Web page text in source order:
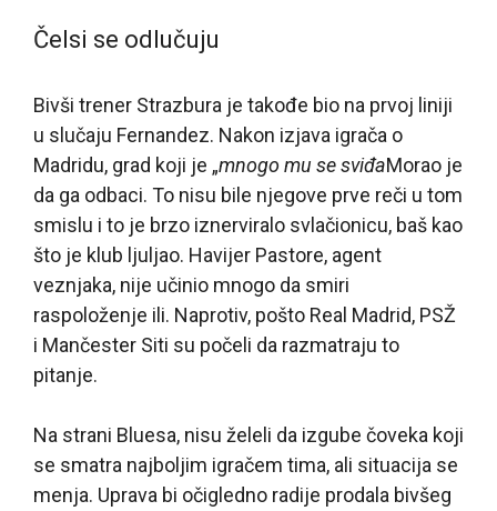
Čelsi se odlučuju
Bivši trener Strazbura je takođe bio na prvoj liniji
u slučaju Fernandez. Nakon izjava igrača o
Madridu, grad koji je „mnogo mu se sviđaMorao je
da ga odbaci. To nisu bile njegove prve reči u tom
smislu i to je brzo iznerviralo svlačionicu, baš kao
što je klub ljuljao. Havijer Pastore, agent
veznjaka, nije učinio mnogo da smiri
raspoloženje ili. Naprotiv, pošto Real Madrid, PSŽ
i Mančester Siti su počeli da razmatraju to
pitanje.
Na strani Bluesa, nisu želeli da izgube čoveka koji
se smatra najboljim igračem tima, ali situacija se
menja. Uprava bi očigledno radije prodala bivšeg